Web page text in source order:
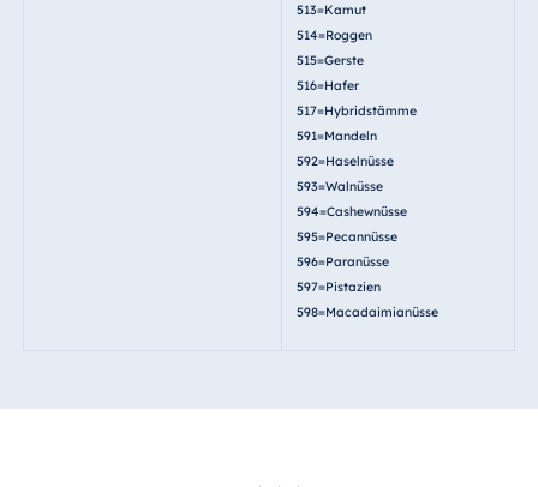
513=Kamut
514=Roggen
515=Gerste
516=Hafer
517=Hybridstämme
591=Mandeln
592=Haselnüsse
593=Walnüsse
594=Cashewnüsse
595=Pecannüsse
596=Paranüsse
597=Pistazien
598=Macadaimianüsse